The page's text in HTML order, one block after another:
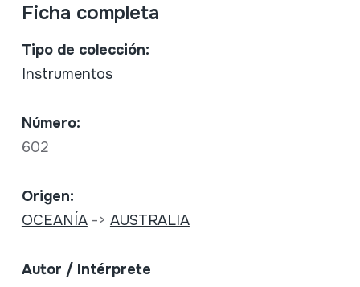
Ficha completa
Tipo de colección:
Instrumentos
Número:
602
Origen:
OCEANÍA-> AUSTRALIA
Autor / Intérprete